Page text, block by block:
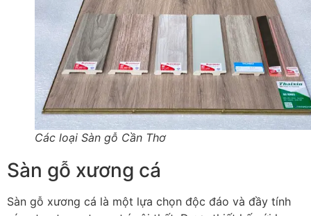
Các loại Sàn gỗ Cần Thơ
Sàn gỗ xương cá
Sàn gỗ xương cá là một lựa chọn độc đáo và đầy tính